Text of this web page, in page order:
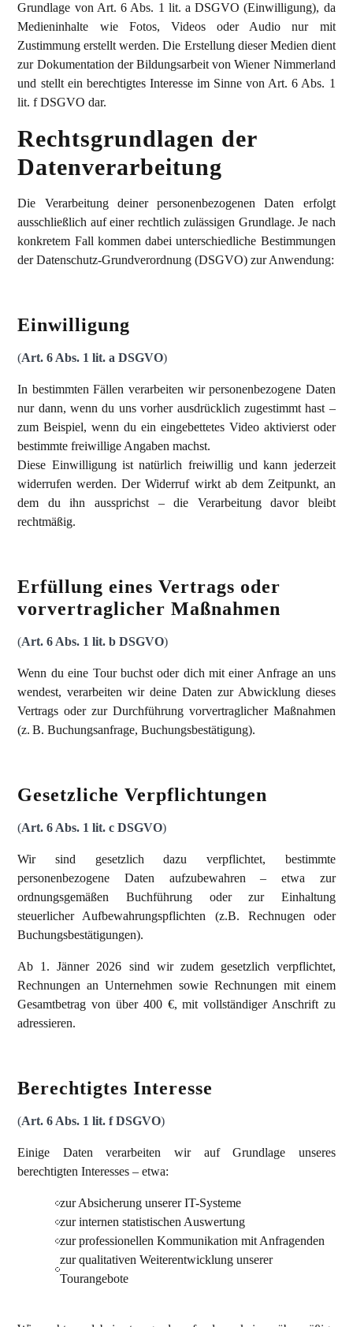
Grundlage von Art. 6 Abs. 1 lit. a DSGVO (Einwilligung), da
Medieninhalte wie Fotos, Videos oder Audio nur mit
Zustimmung erstellt werden. Die Erstellung dieser Medien dient
zur Dokumentation der Bildungsarbeit von Wiener Nimmerland
und stellt ein berechtigtes Interesse im Sinne von Art. 6 Abs. 1
lit. f DSGVO dar.
Rechtsgrundlagen der
Datenverarbeitung
Die Verarbeitung deiner personenbezogenen Daten erfolgt
ausschließlich auf einer rechtlich zulässigen Grundlage. Je nach
konkretem Fall kommen dabei unterschiedliche Bestimmungen
der Datenschutz-Grundverordnung (DSGVO) zur Anwendung:
Einwilligung
(Art. 6 Abs. 1 lit. a DSGVO)
In bestimmten Fällen verarbeiten wir personenbezogene Daten
nur dann, wenn du uns vorher ausdrücklich zugestimmt hast –
zum Beispiel, wenn du ein eingebettetes Video aktivierst oder
bestimmte freiwillige Angaben machst.
Diese Einwilligung ist natürlich freiwillig und kann jederzeit
widerrufen werden. Der Widerruf wirkt ab dem Zeitpunkt, an
dem du ihn aussprichst – die Verarbeitung davor bleibt
rechtmäßig.
Erfüllung eines Vertrags oder
vorvertraglicher Maßnahmen
(Art. 6 Abs. 1 lit. b DSGVO)
Wenn du eine Tour buchst oder dich mit einer Anfrage an uns
wendest, verarbeiten wir deine Daten zur Abwicklung dieses
Vertrags oder zur Durchführung vorvertraglicher Maßnahmen
(z. B. Buchungsanfrage, Buchungsbestätigung).
Gesetzliche Verpflichtungen
(Art. 6 Abs. 1 lit. c DSGVO)
Wir sind gesetzlich dazu verpflichtet, bestimmte
personenbezogene Daten aufzubewahren – etwa zur
ordnungsgemäßen Buchführung oder zur Einhaltung
steuerlicher Aufbewahrungspflichten (z.B. Rechnugen oder
Buchungsbestätigungen).
Ab 1. Jänner 2026 sind wir zudem gesetzlich verpflichtet,
Rechnungen an Unternehmen sowie Rechnungen mit einem
Gesamtbetrag von über 400 €, mit vollständiger Anschrift zu
adressieren.
Berechtigtes Interesse
(Art. 6 Abs. 1 lit. f DSGVO)
Einige Daten verarbeiten wir auf Grundlage unseres
berechtigten Interesses – etwa:
zur Absicherung unserer IT-Systeme
zur internen statistischen Auswertung
zur professionellen Kommunikation mit Anfragenden
zur qualitativen Weiterentwicklung unserer
Tourangebote